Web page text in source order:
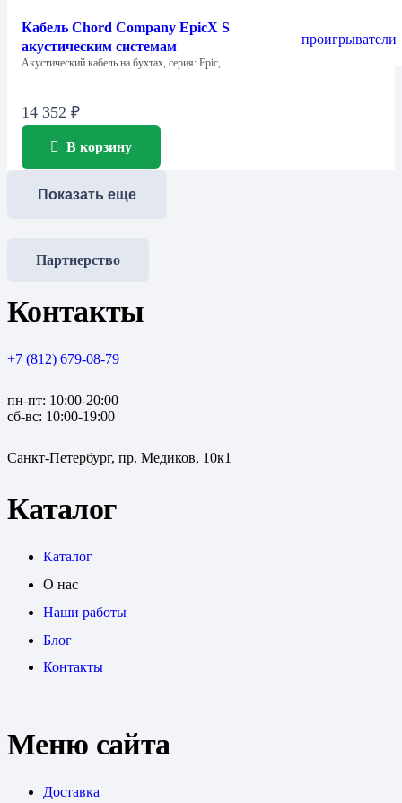
проигрыватели
Кабель Chord Company EpicX Speaker / к
акустическим системам
Акустический кабель на бухтах, серия: Epic,…
14 352 ₽
В корзину
Показать еще
Партнерство
Контакты
+7 (812) 679-08-79
пн-пт: 10:00-20:00
сб-вс: 10:00-19:00
Санкт-Петербург, пр. Медиков, 10к1
Каталог
Каталог
О нас
Наши работы
Блог
Контакты
Меню сайта
Доставка